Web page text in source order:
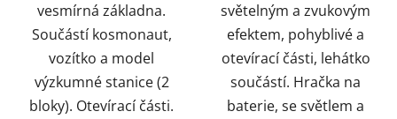
vesmírná základna.
Součástí kosmonaut,
vozítko a model
výzkumné stanice (2
bloky). Otevírací části.
světelným a zvukovým
efektem, pohyblivé a
otevírací části, lehátko
součástí. Hračka na
baterie, se světlem a